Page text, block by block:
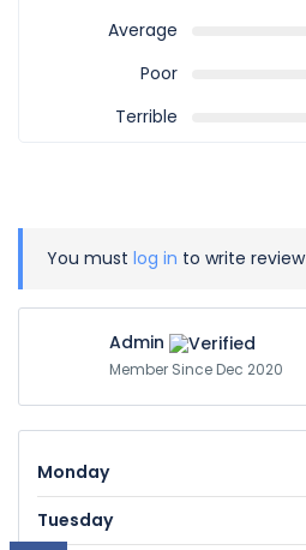
Average
Poor
Terrible
You must log in to write review
Admin
Member Since Dec 2020
Monday
Tuesday